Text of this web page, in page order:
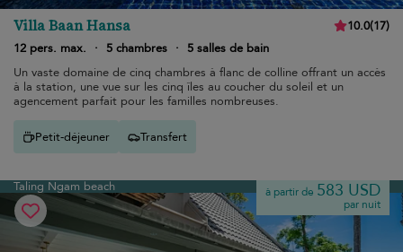
Villa Baan Hansa 10.0(17)
12 pers. max.
· 5 chambres ·
5 salles de bain
Un vaste domaine de cinq chambres à flanc de colline offrant un accès
à la station, une vue sur les cinq îles au coucher du soleil et un
agencement parfait pour les familles nombreuses.
Petit-déjeuner Transfert
Taling Ngam beach à partir de 583 USD
par nuit